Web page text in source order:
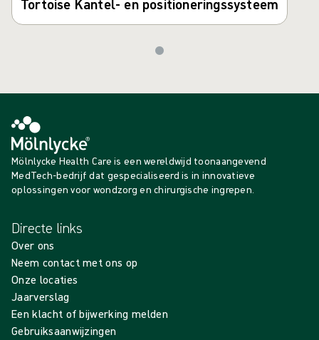
Tortoise Kantel- en positioneringssysteem
Mölnlycke Health Care is een wereldwijd toonaangevend
MedTech-bedrijf dat gespecialiseerd is in innovatieve
oplossingen voor wondzorg en chirurgische ingrepen.
Directe links
Over ons
Neem contact met ons op
Onze locaties
Jaarverslag
Een klacht of bijwerking melden
Gebruiksaanwijzingen